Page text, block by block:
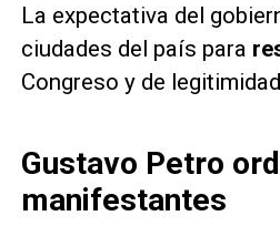
La expectativa del
ciudades del país para
Congreso y de
Gustavo Petro
manifestantes